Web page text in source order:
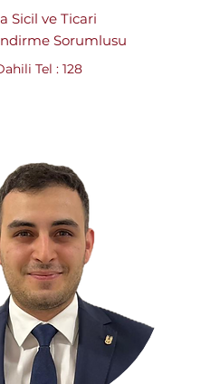
Sicil ve Ticari
Sorumlusu
Tel : 128